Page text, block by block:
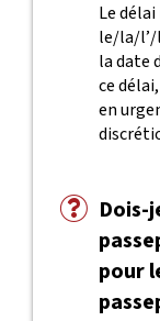
Le
le/la/l’/
la date
ce
en
Dois-
pour